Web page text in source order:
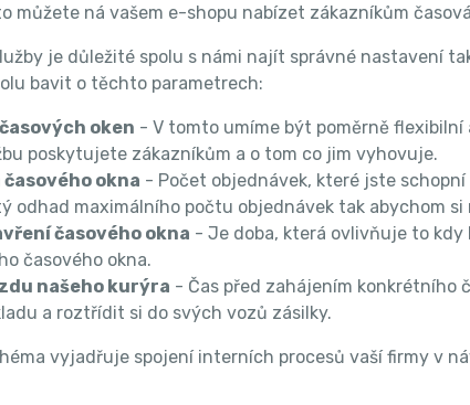
můžete ná vašem e-shopu nabízet zákazníkům
je důležité spolu s námi najít správné nastavení
bavit o těchto parametrech:
oken - V tomto umíme být poměrně
poskytujete zákazníkům a o tom co jim vyhovuje.
okna - Počet objednávek, které jste
odhad maximálního počtu objednávek tak abychom
časového okna - Je doba, která ovlivňuje to
časového okna.
našeho kurýra - Čas před zahájením konkrétního
a roztřídit si do svých vozů zásilky.
vyjadřuje spojení interních procesů vaší firmy v